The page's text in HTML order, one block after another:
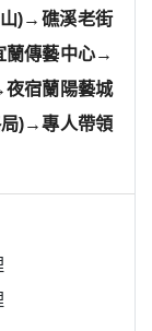
)→礁溪老街
蘭傳藝中心→
宿蘭陽藝城
局)→專人帶領